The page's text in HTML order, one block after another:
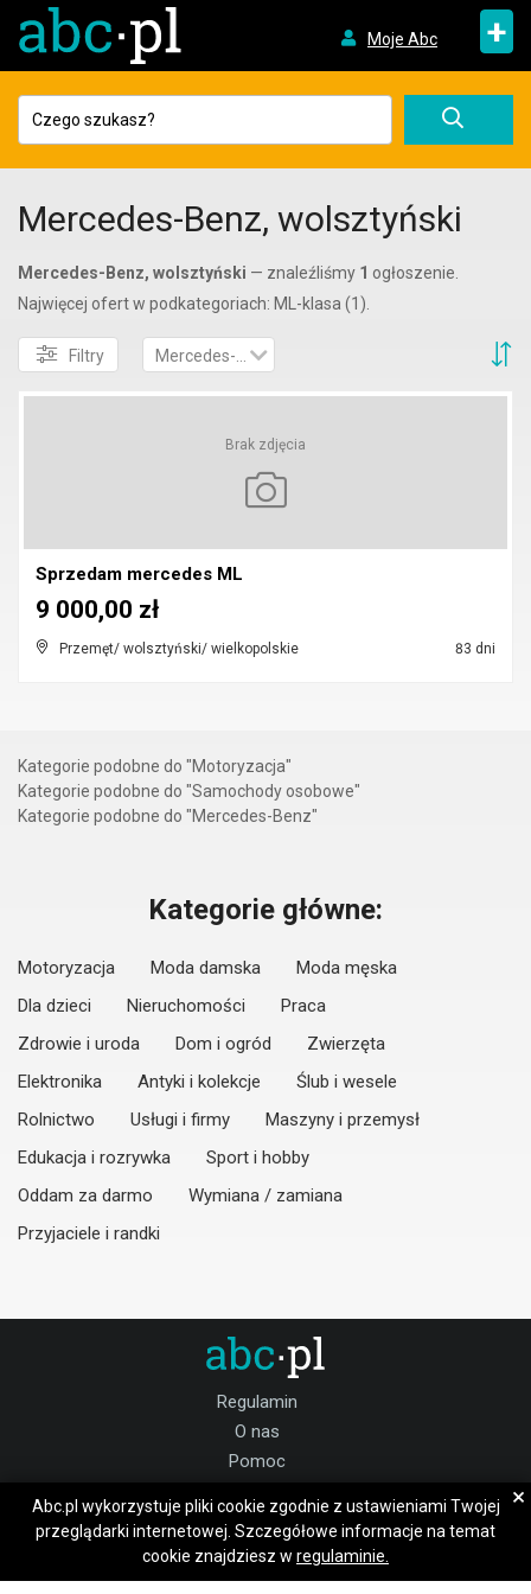
Moje Abc +
Mercedes-Benz, wolsztyński
Mercedes-Benz, wolsztyński — znaleźliśmy 1 ogłoszenie.
Najwięcej ofert w podkategoriach: ML-klasa (1).
Filtry Mercedes-Benz
Brak zdjęcia
Sprzedam mercedes ML
Przemęt/ wolsztyński/ wielkopolskie 83 dni
9 000,00 zł
Kategorie podobne do "Motoryzacja"
Kategorie podobne do "Samochody osobowe"
Kategorie podobne do "Mercedes-Benz"
Kategorie główne:
Motoryzacja Moda damska
Moda męska
Dla dzieci
Nieruchomości
Praca
Zdrowie i uroda
Dom i ogród
Zwierzęta
Elektronika
Antyki i kolekcje
Ślub i wesele
Rolnictwo
Usługi i firmy
Maszyny i przemysł
Edukacja i rozrywka
Sport i hobby
Oddam za darmo
Wymiana / zamiana
Przyjaciele i randki
Regulamin
O nas
Pomoc
Praca wolsztyński
Dołącz do nas:
Abc.pl wykorzystuje pliki cookie zgodnie z ustawieniami Twojej
przeglądarki internetowej. Szczegółowe informacje na temat
cookie znajdziesz w regulaminie.
×